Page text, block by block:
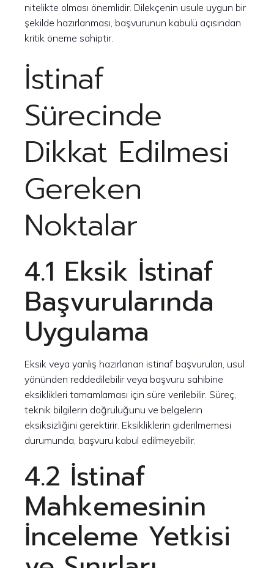
nitelikte olması önemlidir. Dilekçenin usule uygun bir
şekilde hazırlanması, başvurunun kabulü açısından
kritik öneme sahiptir.
İstinaf
Sürecinde
Dikkat Edilmesi
Gereken
Noktalar
4.1 Eksik İstinaf
Başvurularında
Uygulama
Eksik veya yanlış hazırlanan istinaf başvuruları, usul
yönünden reddedilebilir veya başvuru sahibine
eksiklikleri tamamlaması için süre verilebilir. Süreç,
teknik bilgilerin doğruluğunu ve belgelerin
eksiksizliğini gerektirir. Eksikliklerin giderilmemesi
durumunda, başvuru kabul edilmeyebilir.
4.2 İstinaf
Mahkemesinin
İnceleme Yetkisi